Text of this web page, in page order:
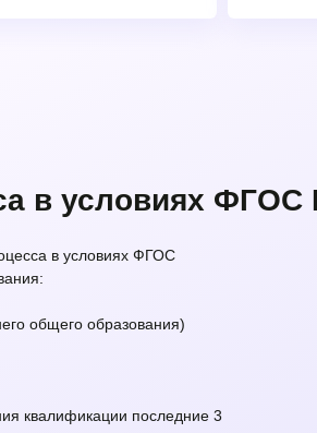
в условиях
в условиях ФГОС
общего образования)
квалификации последние 3